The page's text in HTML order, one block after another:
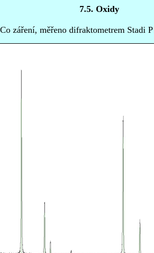
7.5. Oxidy
záření, měřeno difraktometrem Stadi